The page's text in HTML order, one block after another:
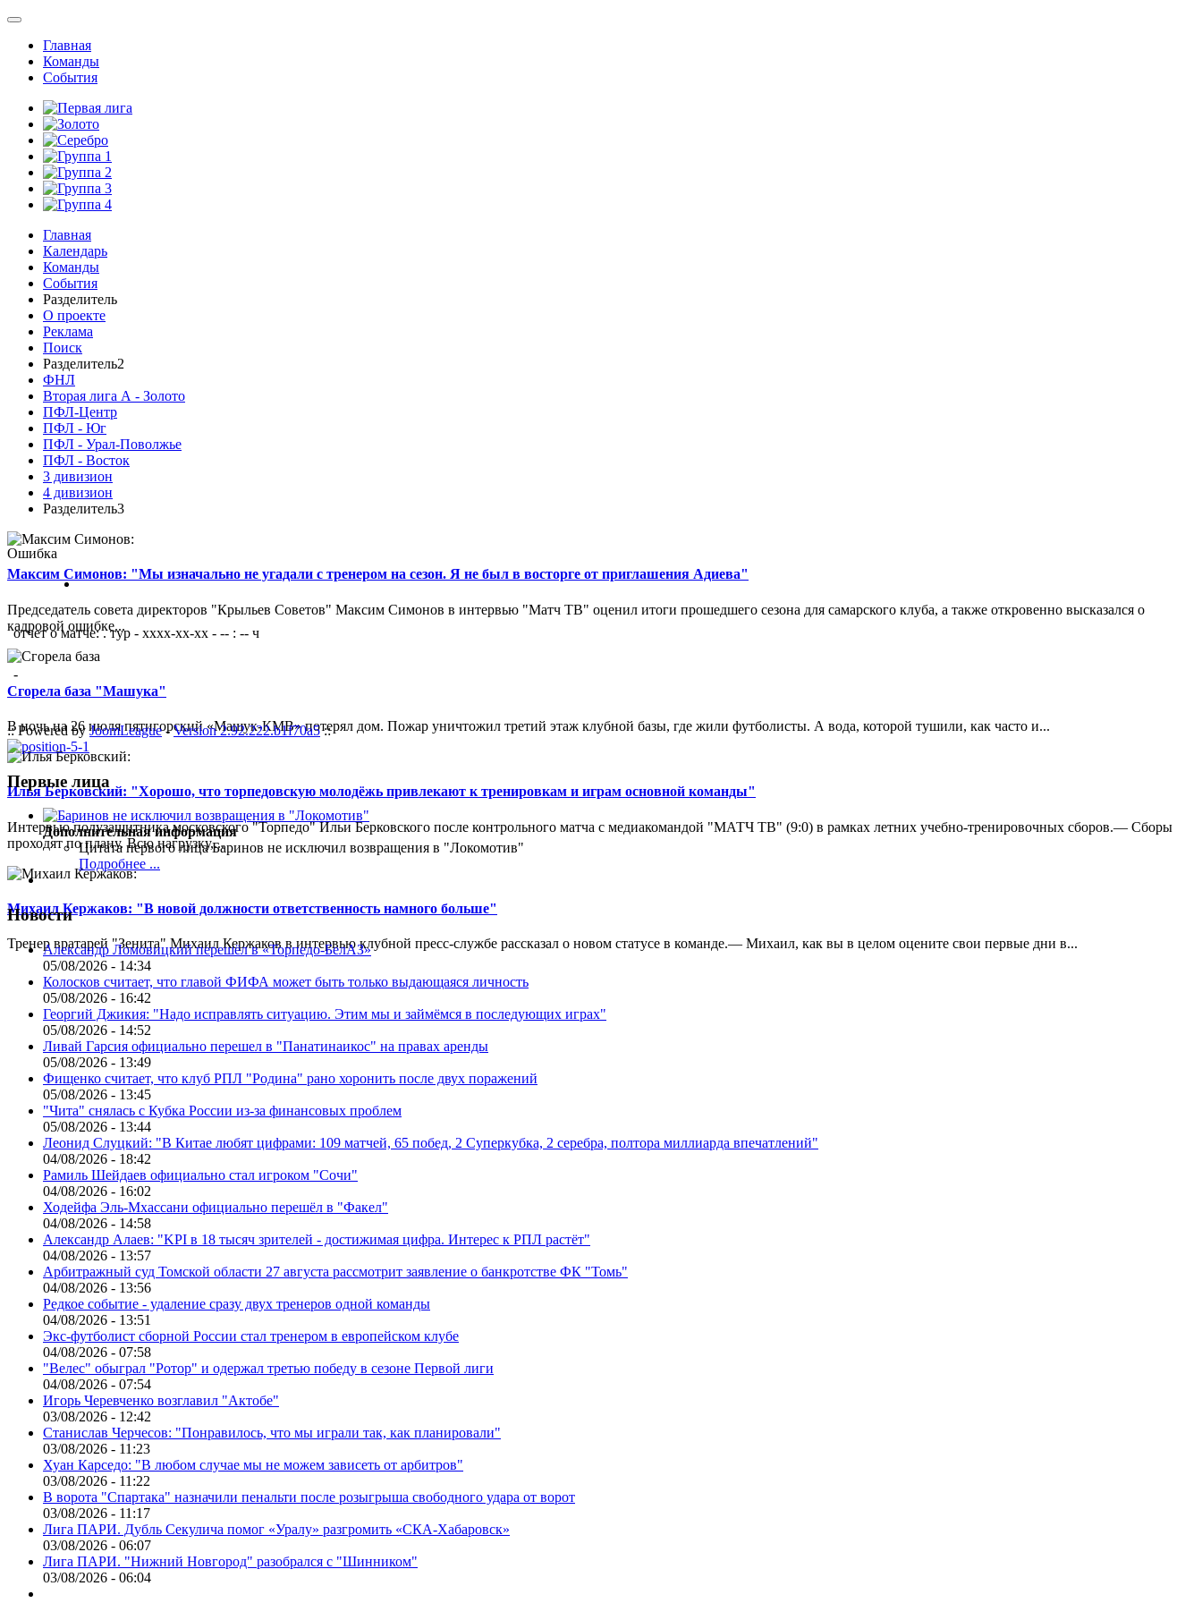
Главная
Команды
События
Главная
Календарь
Команды
События
Разделитель
О проекте
Реклама
Поиск
Разделитель2
ФНЛ
Вторая лига А - Золото
ПФЛ-Центр
ПФЛ - Юг
ПФЛ - Урал-Поволжье
ПФЛ - Восток
3 дивизион
4 дивизион
Разделитель3
Максим Симонов: "Мы изначально не угадали с тренером на сезон. Я не был в восторге от приглашения Адиева"
Председатель совета директоров "Крыльев Советов" Максим Симонов в интервью "Матч ТВ" оценил итоги прошедшего сезона для самарского клуба, а также откровенно высказался о
кадровой ошибке...
Сгорела база "Машука"
В ночь на 26 июля пятигорский «Машук-КМВ» потерял дом. Пожар уничтожил третий этаж клубной базы, где жили футболисты. А вода, которой тушили, как часто и...
Илья Берковский: "Хорошо, что торпедовскую молодёжь привлекают к тренировкам и играм основной команды"
Интервью полузащитника московского "Торпедо" Ильи Берковского после контрольного матча с медиакомандой "МАТЧ ТВ" (9:0) в рамках летних учебно-тренировочных сборов.— Сборы
проходят по плану. Всю нагрузку,...
Михаил Кержаков: "В новой должности ответственность намного больше"
Тренер вратарей "Зенита" Михаил Кержаков в интервью клубной пресс-службе рассказал о новом статусе в команде.— Михаил, как вы в целом оцените свои первые дни в...
Ошибка
отчет о матче: . тур - xxxx-xx-xx - -- : -- ч
-
:: Powered byJoomLeague-Version 2.92.222.b1f70a5::
Первые лица
Дополнительная информация
Цитата первого лица Баринов не исключил возвращения в "Локомотив"
Подробнее ...
Новости
Александр Ломовицкий перешёл в «Торпедо-БелАЗ»
05/08/2026 - 14:34
Колосков считает, что главой ФИФА может быть только выдающаяся личность
05/08/2026 - 16:42
Георгий Джикия: "Надо исправлять ситуацию. Этим мы и займёмся в последующих играх"
05/08/2026 - 14:52
Ливай Гарсия официально перешел в "Панатинаикос" на правах аренды
05/08/2026 - 13:49
Фищенко считает, что клуб РПЛ "Родина" рано хоронить после двух поражений
05/08/2026 - 13:45
"Чита" снялась с Кубка России из-за финансовых проблем
05/08/2026 - 13:44
Леонид Слуцкий: "В Китае любят цифрами: 109 матчей, 65 побед, 2 Суперкубка, 2 серебра, полтора миллиарда впечатлений"
04/08/2026 - 18:42
Рамиль Шейдаев официально стал игроком "Сочи"
04/08/2026 - 16:02
Ходейфа Эль-Мхассани официально перешёл в "Факел"
04/08/2026 - 14:58
Александр Алаев: "KPI в 18 тысяч зрителей - достижимая цифра. Интерес к РПЛ растёт"
04/08/2026 - 13:57
Арбитражный суд Томской области 27 августа рассмотрит заявление о банкротстве ФК "Томь"
04/08/2026 - 13:56
Редкое событие - удаление сразу двух тренеров одной команды
04/08/2026 - 13:51
Экс-футболист сборной России стал тренером в европейском клубе
04/08/2026 - 07:58
"Велес" обыграл "Ротор" и одержал третью победу в сезоне Первой лиги
04/08/2026 - 07:54
Игорь Черевченко возглавил "Актобе"
03/08/2026 - 12:42
Станислав Черчесов: "Понравилось, что мы играли так, как планировали"
03/08/2026 - 11:23
Хуан Карседо: "В любом случае мы не можем зависеть от арбитров"
03/08/2026 - 11:22
В ворота "Спартака" назначили пенальти после розыгрыша свободного удара от ворот
03/08/2026 - 11:17
Лига ПАРИ. Дубль Секулича помог «Уралу» разгромить «СКА-Хабаровск»
03/08/2026 - 06:07
Лига ПАРИ. "Нижний Новгород" разобрался с "Шинником"
03/08/2026 - 06:04